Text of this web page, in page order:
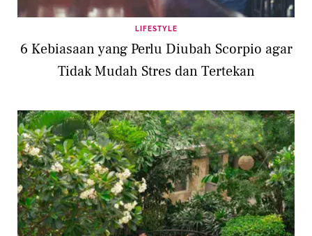
LIFESTYLE
6 Kebiasaan yang Perlu Diubah Scorpio agar
Tidak Mudah Stres dan Tertekan